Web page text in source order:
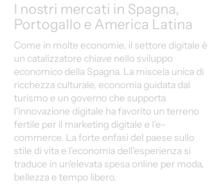
I nostri mercati in Spagna,
Portogallo e America Latina
Come in molte economie, il settore digitale è
un catalizzatore chiave nello sviluppo
economico della Spagna. La miscela unica di
ricchezza culturale, economia guidata dal
turismo e un governo che supporta
l'innovazione digitale ha favorito un terreno
fertile per il marketing digitale e l'e-
commerce. La forte enfasi del paese sullo
stile di vita e l'economia dell'esperienza si
traduce in un'elevata spesa online per moda,
bellezza e tempo libero.